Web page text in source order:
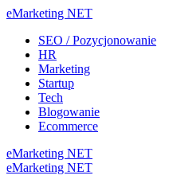
eMarketing NET
SEO / Pozycjonowanie
HR
Marketing
Startup
Tech
Blogowanie
Ecommerce
eMarketing NET
eMarketing NET